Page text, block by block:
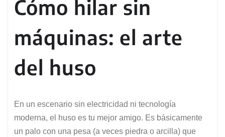
Cómo hilar sin
máquinas: el arte
del huso
En un escenario sin electricidad ni tecnología
moderna, el huso es tu mejor amigo. Es básicamente
un palo con una pesa (a veces piedra o arcilla) que